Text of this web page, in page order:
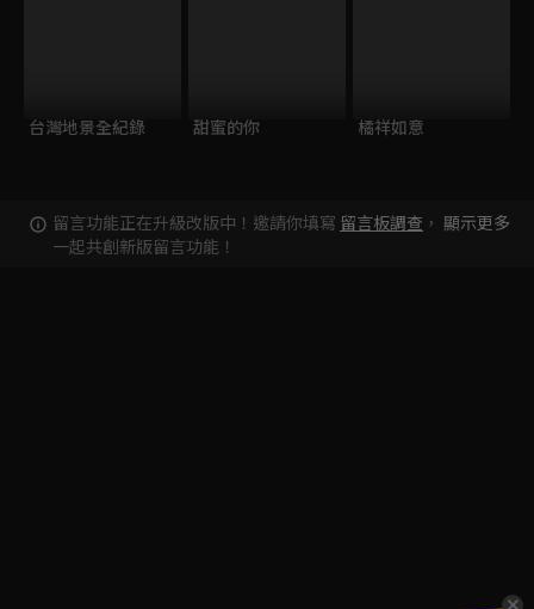
台灣地景全紀錄 甜蜜的你 橘祥如意
留言功能正在升級改版中！邀請你填寫 留言板調查 ，
一起共創新版留言功能！
顯示更多